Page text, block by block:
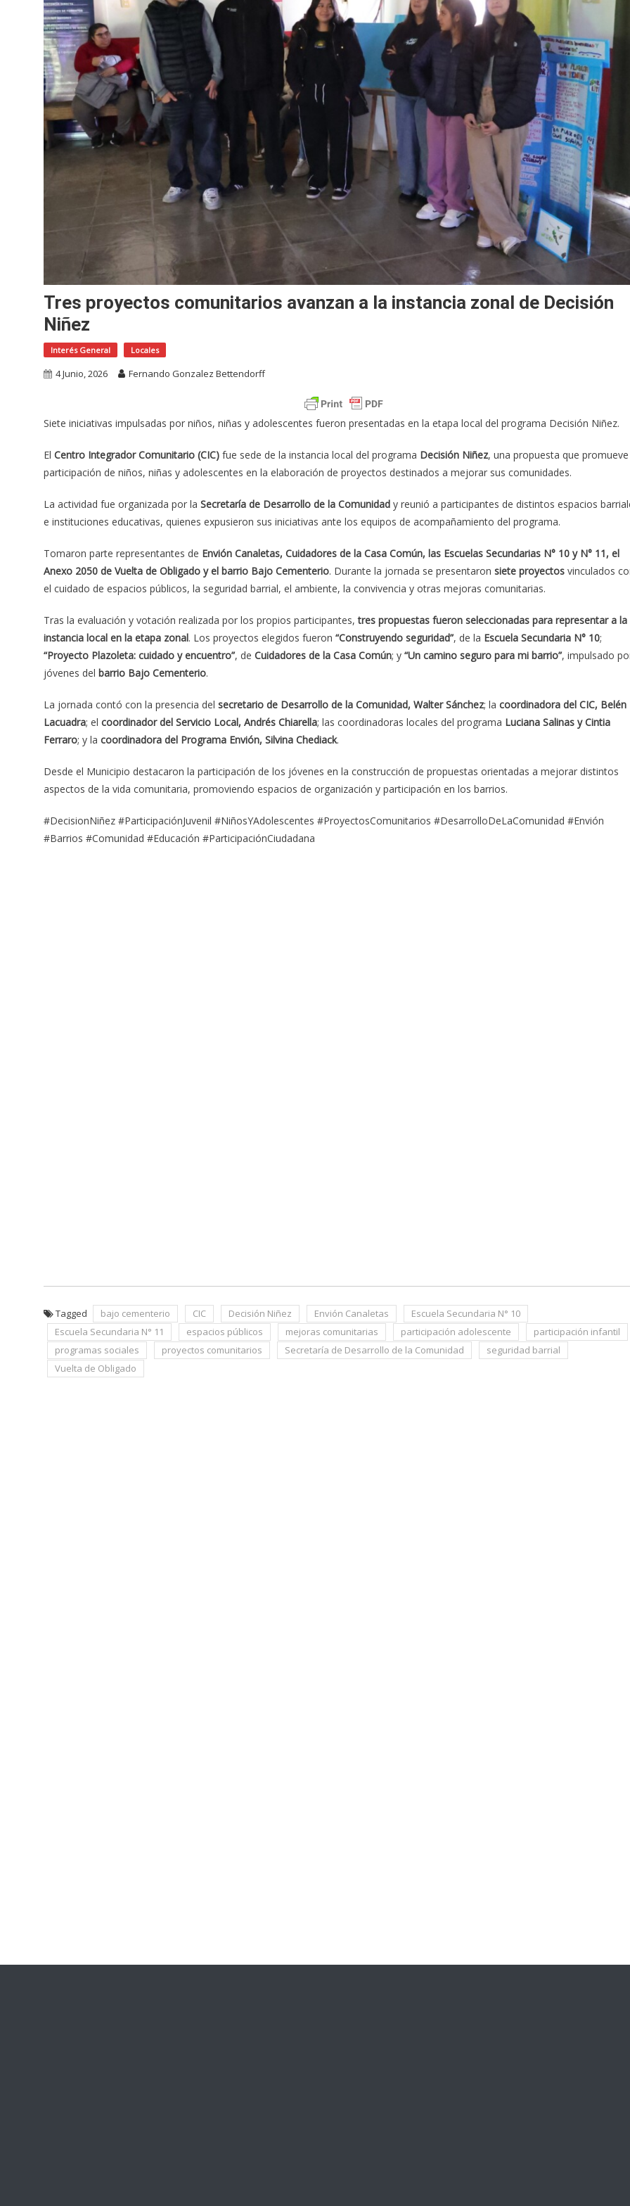
Tres proyectos comunitarios avanzan a la instancia zonal de Decisión
Niñez
Interés General Locales
4 Junio, 2026 Fernando Gonzalez Bettendorff
Siete iniciativas impulsadas por niños, niñas y adolescentes fueron presentadas en la etapa local del programa Decisión Niñez.
El Centro Integrador Comunitario (CIC) fue sede de la instancia local del programa Decisión Niñez, una propuesta que
participación de niños, niñas y adolescentes en la elaboración de proyectos destinados a mejorar sus comunidades.
La actividad fue organizada por la Secretaría de Desarrollo de la Comunidad y reunió a participantes de distintos espacios
e instituciones educativas, quienes expusieron sus iniciativas ante los equipos de acompañamiento del programa.
Tomaron parte representantes de Envión Canaletas, Cuidadores de la Casa Común, las Escuelas Secundarias N° 10 y N° 11, el
Anexo 2050 de Vuelta de Obligado y el barrio Bajo Cementerio. Durante la jornada se presentaron siete proyectos vinculados
el cuidado de espacios públicos, la seguridad barrial, el ambiente, la convivencia y otras mejoras comunitarias.
Tras la evaluación y votación realizada por los propios participantes,tres propuestas fueron seleccionadas para representar a la
instancia local en la etapa zonal. Los proyectos elegidos fueron “Construyendo seguridad”, de la Escuela Secundaria N° 10;
“Proyecto Plazoleta: cuidado y encuentro”, de Cuidadores de la Casa Común; y “Un camino seguro para mi barrio”, impulsado
jóvenes del barrio Bajo Cementerio.
La jornada contó con la presencia del secretario de Desarrollo de la Comunidad, Walter Sánchez; la coordinadora del CIC, Belén
Lacuadra; el coordinador del Servicio Local, Andrés Chiarella; las coordinadoras locales del programa Luciana Salinas y Cintia
Ferraro; y la coordinadora del Programa Envión, Silvina Chediack.
Desde el Municipio destacaron la participación de los jóvenes en la construcción de propuestas orientadas a mejorar distintos
aspectos de la vida comunitaria, promoviendo espacios de organización y participación en los barrios.
#DecisionNiñez #ParticipaciónJuvenil #NiñosYAdolescentes #ProyectosComunitarios #DesarrolloDeLaComunidad #Envión
#Barrios #Comunidad #Educación #ParticipaciónCiudadana
Tagged bajo cementerio CIC Decisión Niñez Envión Canaletas
Escuela Secundaria N° 10
Escuela Secundaria N° 11
espacios públicos mejoras comunitarias participación adolescente
participación infantil
programas sociales
proyectos comunitarios Secretaría de Desarrollo de la Comunidad
seguridad barrial
Vuelta de Obligado